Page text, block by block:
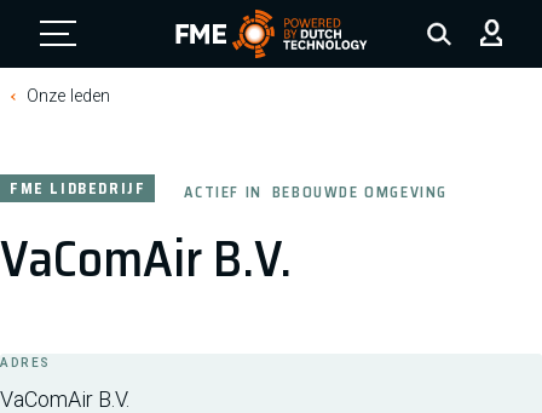
FME Logo, to the homepage
Onze leden
VaComAir B.V.
FME LIDBEDRIJF ACTIEF IN BEBOUWDE OMGEVING
ADRES
VaComAir B.V.